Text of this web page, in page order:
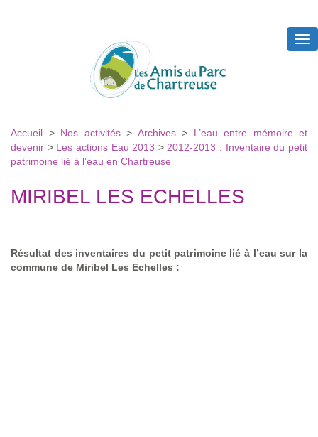
Accueil > Nos activités> Archives > L’eau entre mémoire et
devenir > Les actions Eau 2013 >2012-2013 : Inventaire du petit
patrimoine lié à l’eau en Chartreuse
MIRIBEL LES ECHELLES
Résultat des inventaires du petit patrimoine lié à l’eau sur la
commune de Miribel Les Echelles :